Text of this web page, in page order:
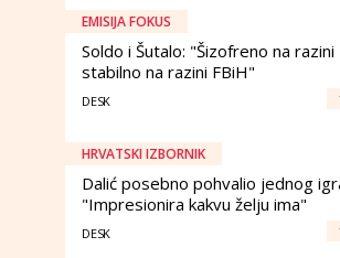
EMISIJA FOKUS
Soldo i Šutalo: "Šizofreno na razini
stabilno na razini FBiH"
DESK
HRVATSKI IZBORNIK
Dalić posebno pohvalio jednog
"Impresionira kakvu želju ima"
DESK